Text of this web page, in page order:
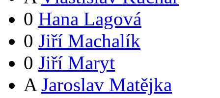
0 Hana Lagová
0 Jiří Machalík
0 Jiří Maryt
A Jaroslav Matějka